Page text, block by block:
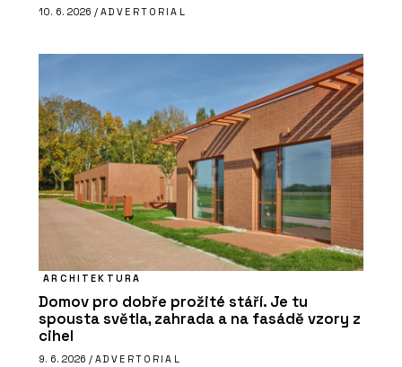
10. 6. 2026 / ADVERTORIAL
ARCHITEKTURA
Domov pro dobře prožité stáří. Je tu
spousta světla, zahrada a na fasádě vzory z
cihel
9. 6. 2026 / ADVERTORIAL